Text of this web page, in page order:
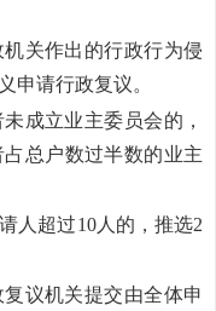
关作出的行政行为侵
申请行政复议。
成立业主委员会的，
总户数过半数的业主
人超过10人的，推选2
议机关提交由全体申